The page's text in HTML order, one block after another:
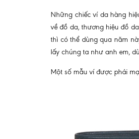
Những chiếc ví da hàng
về đồ da, thương hiệu đồ
thì có thể dùng qua năm
lấy chúng ta như anh em,
Một số mẫu ví được phái